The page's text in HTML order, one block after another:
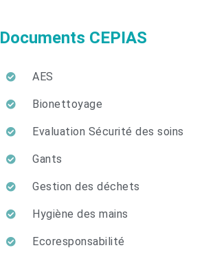
Documents CEPIAS
AES
Bionettoyage
Evaluation Sécurité des soins
Gants
Gestion des déchets
Hygiène des mains
Ecoresponsabilité